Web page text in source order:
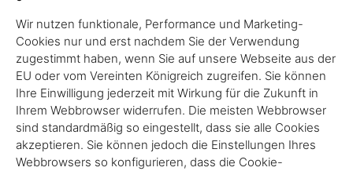
Wir nutzen funktionale, Performance und Marketing-
Cookies nur und erst nachdem Sie der Verwendung
zugestimmt haben, wenn Sie auf unsere Webseite aus der
EU oder vom Vereinten Königreich zugreifen. Sie können
Ihre Einwilligung jederzeit mit Wirkung für die Zukunft in
Ihrem Webbrowser widerrufen. Die meisten Webbrowser
sind standardmäßig so eingestellt, dass sie alle Cookies
akzeptieren. Sie können jedoch die Einstellungen Ihres
Webbrowsers so konfigurieren, dass die Cookie-